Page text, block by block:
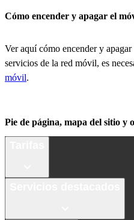
Cómo encender y apagar el
Ver aquí cómo encender y
servicios de la red móvil, es
móvil.
Pie de página, mapa del sitio y